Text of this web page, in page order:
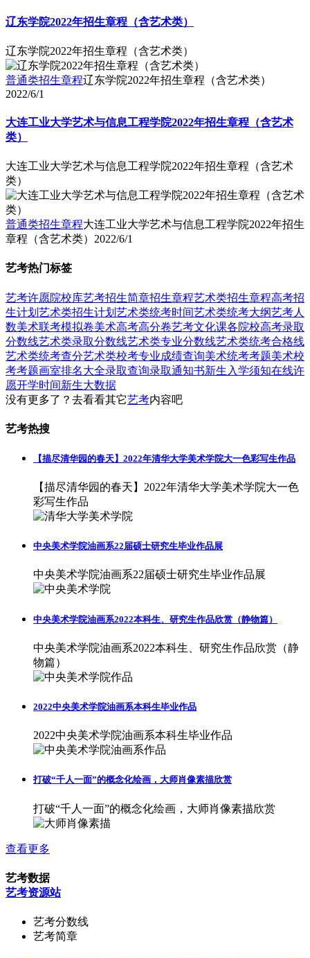
辽东学院2022年招生章程（含艺术类）
辽东学院2022年招生章程（含艺术类）
普通类招生章程辽东学院2022年招生章程（含艺术类）
2022/6/1
大连工业大学艺术与信息工程学院2022年招生章程（含艺术
类）
大连工业大学艺术与信息工程学院2022年招生章程（含艺术
类）
普通类招生章程大连工业大学艺术与信息工程学院2022年招生
章程（含艺术类） 2022/6/1
艺考热门标签
艺考许愿院校库艺考招生简章招生章程艺术类招生章程高考招
生计划 艺术类招生计划 艺术类统考时间艺术类统考大纲艺考人
数美术联考模拟卷美术高考高分卷艺考文化课各院校高考录取
分数线艺术类录取分数线艺术类专业分数线艺术类统考合格线
艺术类统考查分艺术类校考专业成绩查询美术统考考题美术校
考考题画室排名大全录取查询录取通知书新生入学须知在线许
愿开学时间新生大数据
没有更多了？去看看其它艺考内容吧
艺考热搜
【描尽清华园的春天】2022年清华大学美术学院大一色彩写生作品
【描尽清华园的春天】2022年清华大学美术学院大一色
彩写生作品
中央美术学院油画系22届硕士研究生毕业作品展
中央美术学院油画系22届硕士研究生毕业作品展
中央美术学院油画系2022本科生、研究生作品欣赏（静物篇）
中央美术学院油画系2022本科生、研究生作品欣赏（静
物篇）
2022中央美术学院油画系本科生毕业作品
2022中央美术学院油画系本科生毕业作品
打破“千人一面”的概念化绘画，大师肖像素描欣赏
打破“千人一面”的概念化绘画，大师肖像素描欣赏
查看更多
艺考数据
艺考资源站
艺考分数线
艺考简章